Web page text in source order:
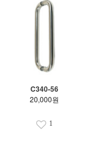
C340-56
20,000원
1